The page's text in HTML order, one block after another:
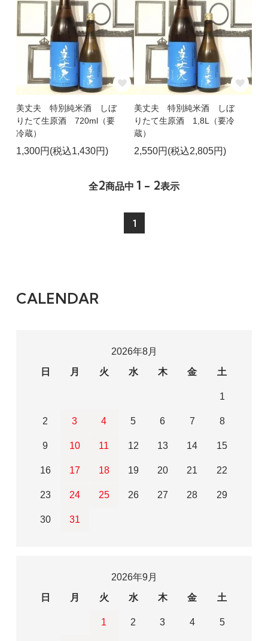
美丈夫 特別純米酒 しぼ
りたて生原酒 720ml（要
冷蔵）
1,300円(税込1,430円)
美丈夫 特別純米酒 しぼ
りたて生原酒 1,8L（要冷
蔵）
2,550円(税込2,805円)
全2商品中 1 - 2表示
1
CALENDAR
2026年8月
日
月 火 水 木 金 土
1
2 3 4 5 6 7 8
9 10 11 12 13 14 15
16 17 18 19 20 21 22
23 24 25 26 27 28 29
30 31
2026年9月
日
月 火 水 木 金 土
1 2 3 4 5